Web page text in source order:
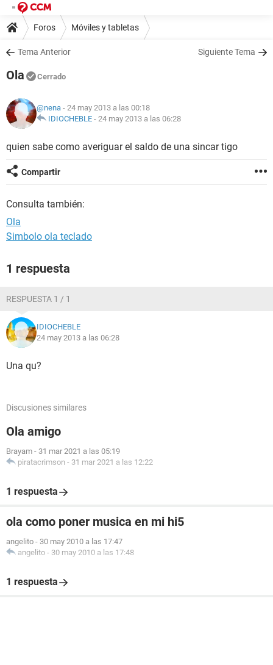
Foros Móviles y tabletas
Tema Anterior Siguiente Tema
Ola Cerrado
@nena - 24 may 2013 a las 00:18
IDIOCHEBLE - 24 may 2013 a las 06:28
quien sabe como averiguar el saldo de una sincar tigo
Compartir
Consulta también:
Ola
Simbolo ola teclado
1 respuesta
RESPUESTA 1 / 1
IDIOCHEBLE
24 may 2013 a las 06:28
Una qu?
Discusiones similares
Ola amigo
Brayam - 31 mar 2021 a las 05:19
piratacrimson - 31 mar 2021 a las 12:22
1 respuesta
ola como poner musica en mi hi5
angelito - 30 may 2010 a las 17:47
angelito - 30 may 2010 a las 17:48
1 respuesta